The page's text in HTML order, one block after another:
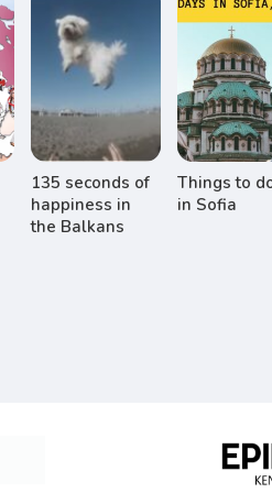
135 seconds of
happiness in
the Balkans
Things to
in Sofia